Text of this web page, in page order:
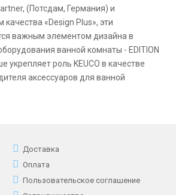
(Потсдам, Германия) и
«Design Plus», эти
важным элементом дизайна в
ванной комнаты - EDITION
укрепляет роль KEUCO в качестве
аксессуаров для ванной
Доставка
Оплата
Пользовательское соглашение